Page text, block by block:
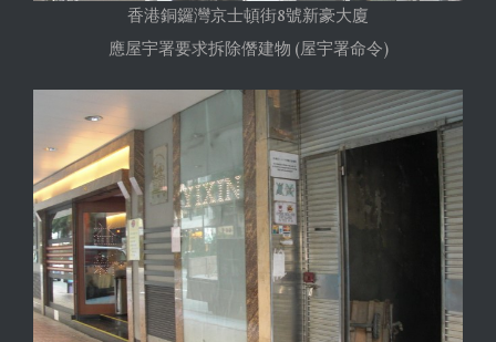
香港銅鑼灣京士頓街8號新豪大廈
應屋宇署要求拆除僭建物 (屋宇署命令)